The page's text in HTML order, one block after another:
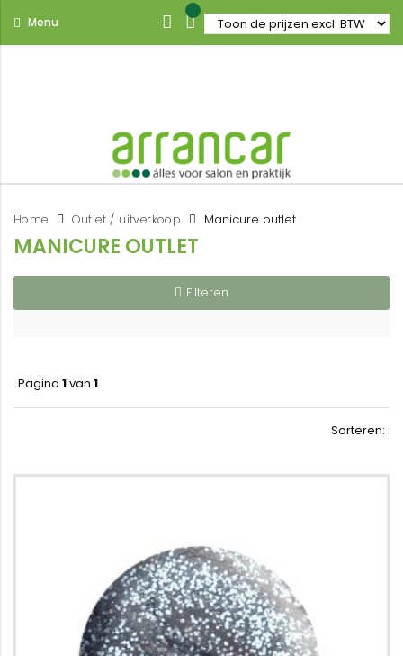
Menu
Home Outlet / uitverkoop Manicure outlet
MANICURE OUTLET
Filteren
Pagina 1van 1
Sorteren: